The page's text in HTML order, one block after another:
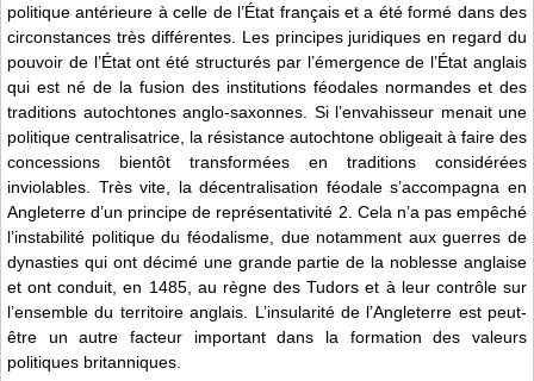
politique antérieure à celle de l’État français et a été formé dans des
circonstances très différentes. Les principes juridiques en regard du
pouvoir de l’État ont été structurés par l’émergence de l’État anglais
qui est né de la fusion des institutions féodales normandes et des
traditions autochtones anglo-saxonnes. Si l’envahisseur menait une
politique centralisatrice, la résistance autochtone obligeait à faire des
concessions bientôt transformées en traditions considérées
inviolables. Très vite, la décentralisation féodale s’accompagna en
Angleterre d’un principe de représentativité 2. Cela n’a pas empêché
l’instabilité politique du féodalisme, due notamment aux guerres de
dynasties qui ont décimé une grande partie de la noblesse anglaise
et ont conduit, en 1485, au règne des Tudors et à leur contrôle sur
l’ensemble du territoire anglais. L’insularité de l’Angleterre est peut-
être un autre facteur important dans la formation des valeurs
politiques britanniques.